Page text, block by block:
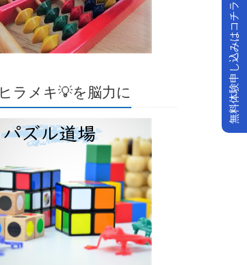
ヒラメキ💡を脳力に 無料体験申し込みはコチラ